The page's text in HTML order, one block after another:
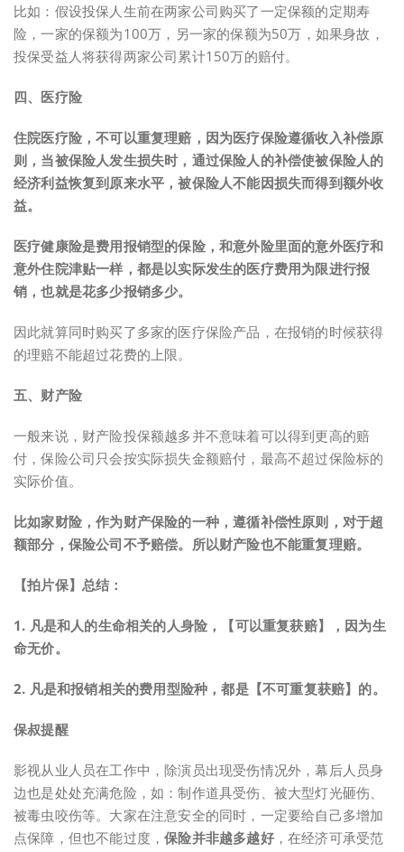
比如：假设投保人生前在两家公司购买了一定保额的定期寿
险，一家的保额为100万，另一家的保额为50万，如果身故，
投保受益人将获得两家公司累计150万的赔付。
四、医疗险
住院医疗险，不可以重复理赔，因为医疗保险遵循收入补偿原
则，当被保险人发生损失时，通过保险人的补偿使被保险人的
经济利益恢复到原来水平，被保险人不能因损失而得到额外收
益。
医疗健康险是费用报销型的保险，和意外险里面的意外医疗和
意外住院津贴一样，都是以实际发生的医疗费用为限进行报
销，也就是花多少报销多少。
因此就算同时购买了多家的医疗保险产品，在报销的时候获得
的理赔不能超过花费的上限。
五、财产险
一般来说，财产险投保额越多并不意味着可以得到更高的赔
付，保险公司只会按实际损失金额赔付，最高不超过保险标的
实际价值。
比如家财险，作为财产保险的一种，遵循补偿性原则，对于超
额部分，保险公司不予赔偿。 所以财产险也不能重复理赔。
【拍片保】总结：
1. 凡是和人的生命相关的人身险，【可以重复获赔】，因为生
命无价。
2. 凡是和报销相关的费用型险种，都是【不可重复获赔】的。
保叔提醒
影视从业人员在工作中，除演员出现受伤情况外，幕后人员身
边也是处处充满危险，如：制作道具受伤、被大型灯光砸伤、
被毒虫咬伤等。大家在注意安全的同时，一定要给自己多增加
点保障，但也不能过度，保险并非越多越好，在经济可承受范